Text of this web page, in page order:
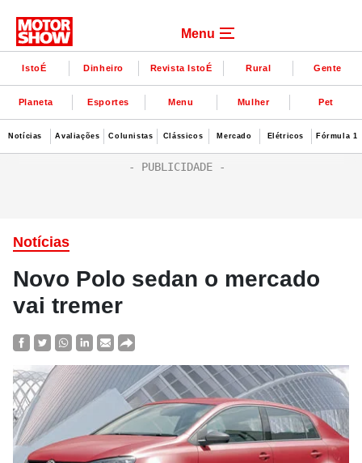
Menu
IstoÉ Dinheiro Revista IstoÉ Rural Gente
Planeta Esportes Menu Mulher Pet
Notícias Avaliações Colunistas Clássicos Mercado Elétricos Fórmula 1
Notícias
Novo Polo sedan o mercado
vai tremer